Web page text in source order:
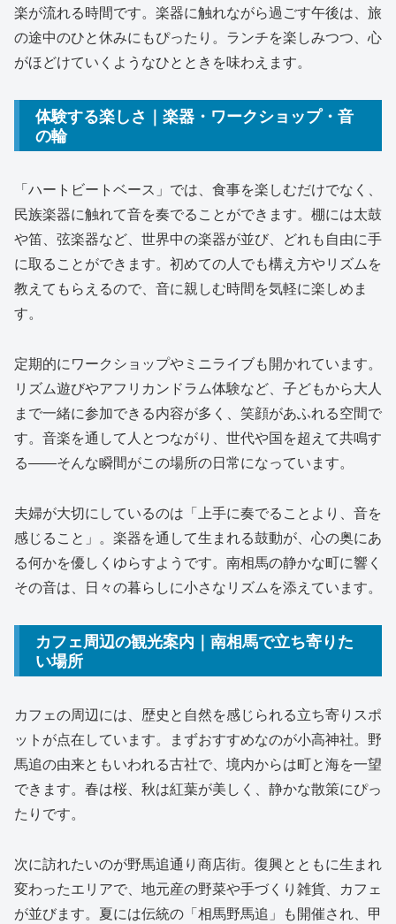
楽が流れる時間です。楽器に触れながら過ごす午後は、旅
の途中のひと休みにもぴったり。ランチを楽しみつつ、心
がほどけていくようなひとときを味わえます。
体験する楽しさ｜楽器・ワークショップ・音
の輪
「ハートビートベース」では、食事を楽しむだけでなく、
民族楽器に触れて音を奏でることができます。棚には太鼓
や笛、弦楽器など、世界中の楽器が並び、どれも自由に手
に取ることができます。初めての人でも構え方やリズムを
教えてもらえるので、音に親しむ時間を気軽に楽しめま
す。
定期的にワークショップやミニライブも開かれています。
リズム遊びやアフリカンドラム体験など、子どもから大人
まで一緒に参加できる内容が多く、笑顔があふれる空間で
す。音楽を通して人とつながり、世代や国を超えて共鳴す
る――そんな瞬間がこの場所の日常になっています。
夫婦が大切にしているのは「上手に奏でることより、音を
感じること」。楽器を通して生まれる鼓動が、心の奥にあ
る何かを優しくゆらすようです。南相馬の静かな町に響く
その音は、日々の暮らしに小さなリズムを添えています。
カフェ周辺の観光案内｜南相馬で立ち寄りた
い場所
カフェの周辺には、歴史と自然を感じられる立ち寄りスポ
ットが点在しています。まずおすすめなのが小高神社。野
馬追の由来ともいわれる古社で、境内からは町と海を一望
できます。春は桜、秋は紅葉が美しく、静かな散策にぴっ
たりです。
次に訪れたいのが野馬追通り商店街。復興とともに生まれ
変わったエリアで、地元産の野菜や手づくり雑貨、カフェ
が並びます。夏には伝統の「相馬野馬追」も開催され、甲